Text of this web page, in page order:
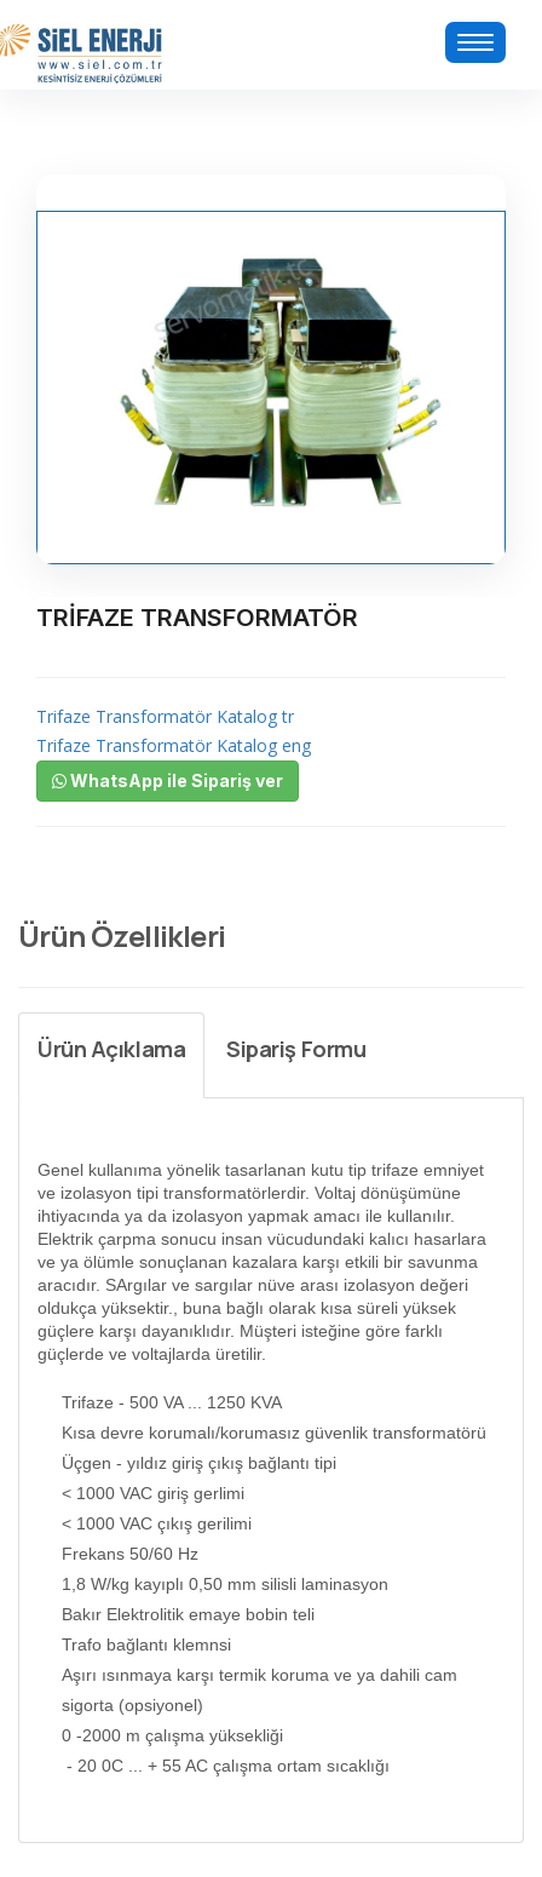
TRİFAZE TRANSFORMATÖR
Trifaze Transformatör Katalog tr
Trifaze Transformatör Katalog eng
WhatsApp ile Sipariş ver
Ürün Özellikleri
Ürün Açıklama Sipariş Formu
Genel kullanıma yönelik tasarlanan kutu tip trifaze emniyet
ve izolasyon tipi transformatörlerdir. Voltaj dönüşümüne
ihtiyacında ya da izolasyon yapmak amacı ile kullanılır.
Elektrik çarpma sonucu insan vücudundaki kalıcı hasarlara
ve ya ölümle sonuçlanan kazalara karşı etkili bir savunma
aracıdır. SArgılar ve sargılar nüve arası izolasyon değeri
oldukça yüksektir., buna bağlı olarak kısa süreli yüksek
güçlere karşı dayanıklıdır. Müşteri isteğine göre farklı
güçlerde ve voltajlarda üretilir.
Trifaze - 500 VA ... 1250 KVA
Kısa devre korumalı/korumasız güvenlik transformatörü
Üçgen - yıldız giriş çıkış bağlantı tipi
< 1000 VAC giriş gerlimi
< 1000 VAC çıkış gerilimi
Frekans 50/60 Hz
1,8 W/kg kayıplı 0,50 mm silisli laminasyon
Bakır Elektrolitik emaye bobin teli
Trafo bağlantı klemnsi
Aşırı ısınmaya karşı termik koruma ve ya dahili cam
sigorta (opsiyonel)
0 -2000 m çalışma yüksekliği
- 20 0C ... + 55 AC çalışma ortam sıcaklığı